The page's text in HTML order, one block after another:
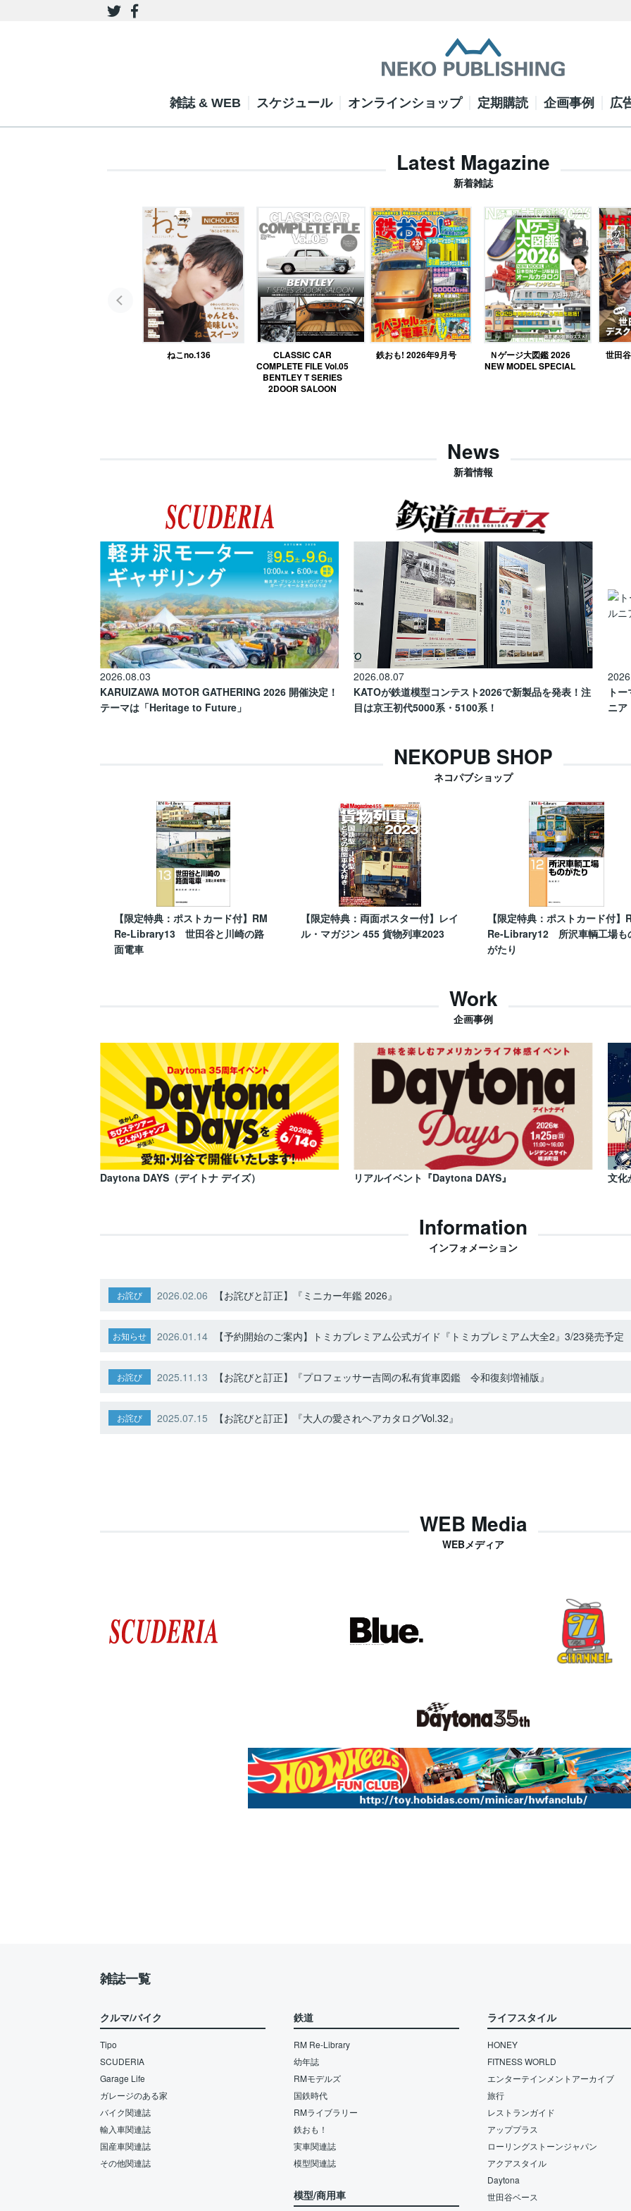
雑誌 & WEB スケジュール オンラインショップ 定期購読 企画事例 広
Latest Magazine
新着雑誌
ねこno.136
CLASSIC CAR
COMPLETE FILE Vol.05
BENTLEY T SERIES
2DOOR SALOON
鉄おも! 2026年9月号
Ｎゲージ大図鑑 2026
NEW MODEL SPECIAL
世田
News
新着情報
2026.08.03
KARUIZAWA MOTOR GATHERING 2026 開催決定！
テーマは「Heritage to Future」
2026.08.07
KATOが鉄道模型コンテスト2026で新製品を発表！注
目は京王初代5000系・5100系！
ト
ニア
NEKOPUB SHOP
ネコパブショップ
【限定特典：ポストカード付】RM
Re-Library13 世田谷と川崎の路
面電車
【限定特典：両面ポスター付】レイ
ル・マガジン 455 貨物列車2023
【限定特典：ポストカード付】
Re-Library12 所沢車輌工場も
がたり
Work
企画事例
Daytona DAYS（デイトナ デイズ） リアルイベント『Daytona DAYS』 文化
Information
インフォメーション
お詫び 2026.02.06 【お詫びと訂正】『ミニカー年鑑 2026』
お知らせ 2026.01.14 【予約開始のご案内】トミカプレミアム公式ガイド『トミカプレミアム大全2』3/23発売予定
お詫び 2025.11.13 【お詫びと訂正】『プロフェッサー吉岡の私有貨車図鑑 令和復刻増補版』
お詫び 2025.07.15 【お詫びと訂正】『大人の愛されヘアカタログVol.32』
WEB Media
WEBメディア
雑誌一覧
クルマ/バイク
Tipo
SCUDERIA
Garage Life
ガレージのある家
バイク関連誌
輸入車関連誌
国産車関連誌
その他関連誌
鉄道
RM Re-Library
幼年誌
RMモデルズ
国鉄時代
RMライブラリー
鉄おも！
実車関連誌
模型関連誌
模型/商用車
ライフスタイル
HONEY
FITNESS WORLD
エンターテインメントアーカイブ
旅行
レストランガイド
アッププラス
ローリングストーンジャパン
アクアスタイル
Daytona
世田谷ベース